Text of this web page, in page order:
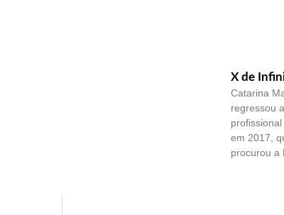
X de
Catarina
regressou
em 2017,
procurou a